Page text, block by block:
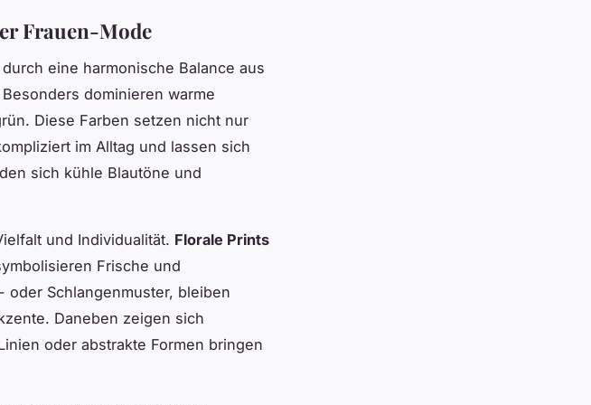
Frauen-Mode
eine harmonische Balance aus
dominieren warme
Diese Farben setzen nicht nur
im Alltag und lassen sich
sich kühle Blautöne und
und Individualität. Florale Prints
Frische und
oder Schlangenmuster, bleiben
Daneben zeigen sich
oder abstrakte Formen bringen